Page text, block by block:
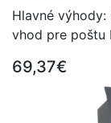
Hlavné
vhod pre poštu
69,37€